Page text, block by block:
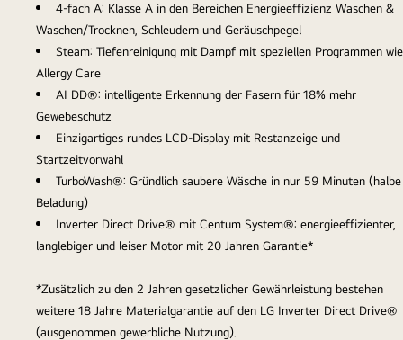
4-fach A: Klasse A in den Bereichen Energieeffizienz Waschen &
Waschen/Trocknen, Schleudern und Geräuschpegel
Steam: Tiefenreinigung mit Dampf mit speziellen Programmen wie
Allergy Care
AI DD®️: intelligente Erkennung der Fasern für 18% mehr
Gewebeschutz
Einzigartiges rundes LCD-Display mit Restanzeige und
Startzeitvorwahl
TurboWash®️: Gründlich saubere Wäsche in nur 59 Minuten (halbe
Beladung)
Inverter Direct Drive® mit Centum System®️: energieeffizienter,
langlebiger und leiser Motor mit 20 Jahren Garantie*
*Zusätzlich zu den 2 Jahren gesetzlicher Gewährleistung bestehen
weitere 18 Jahre Materialgarantie auf den LG Inverter Direct Drive®️
(ausgenommen gewerbliche Nutzung).